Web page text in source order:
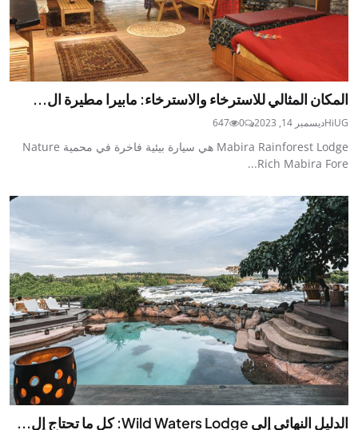
المكان المثالي للاسترخاء والاسترخاء: مابيرا مطيرة ال...
HiUGديسمبر 14, 2023 0
647
Mabira Rainforest Lodge هي سيارة بيئية فاخرة في محمية Nature
Rich Mabira Fore...
الدليل النهائي إلى Wild Waters Lodge: كل ما تحتاج إل...